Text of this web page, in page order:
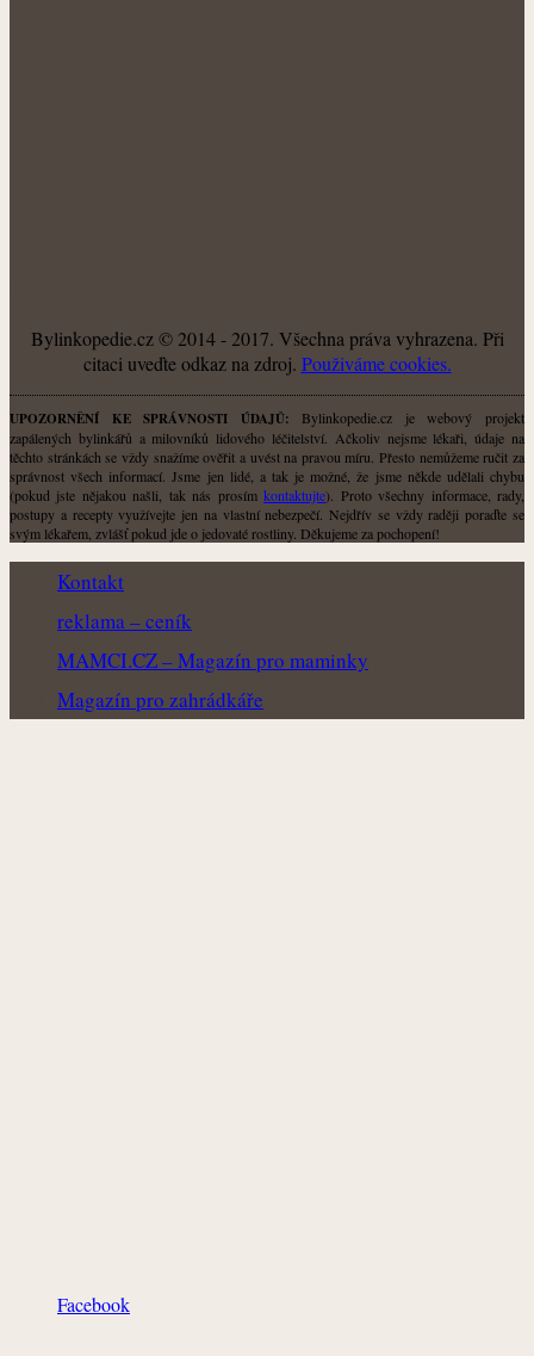
Bylinkopedie.cz © 2014 - 2017. Všechna práva vyhrazena. Při
citaci uveďte odkaz na zdroj. Použiváme cookies.
UPOZORNĚNÍ KE SPRÁVNOSTI ÚDAJŮ: Bylinkopedie.cz je webový projekt
zapálených bylinkářů a milovníků lidového léčitelství. Ačkoliv nejsme lékaři, údaje na
těchto stránkách se vždy snažíme ověřit a uvést na pravou míru. Přesto nemůžeme ručit za
správnost všech informací. Jsme jen lidé, a tak je možné, že jsme někde udělali chybu
(pokud jste nějakou našli, tak nás prosímkontaktujte). Proto všechny informace, rady,
postupy a recepty využívejte jen na vlastní nebezpečí. Nejdřív se vždy raději poraďte se
svým lékařem, zvlášť pokud jde o jedovaté rostliny. Děkujeme za pochopení!
Kontakt
reklama – ceník
MAMCI.CZ – Magazín pro maminky
Magazín pro zahrádkáře
Facebook